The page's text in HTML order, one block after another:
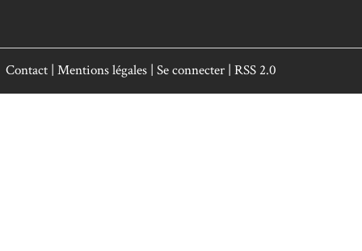
Contact| Mentions légales| Se connecter| RSS 2.0